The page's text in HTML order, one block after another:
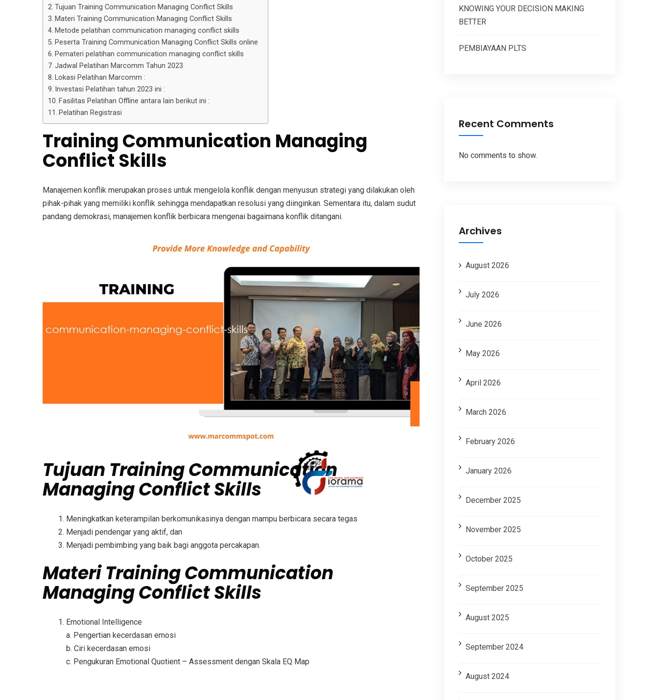
Tujuan Training Communication Managing Conflict Skills
Materi Training Communication Managing Conflict Skills
Metode pelatihan communication managing conflict skills
Peserta Training Communication Managing Conflict Skills online
Pemateri pelatihan communication managing conflict skills
Jadwal Pelatihan Marcomm Tahun 2023
Lokasi Pelatihan Marcomm :
Investasi Pelatihan tahun 2023 ini :
Fasilitas Pelatihan Offline antara lain berikut ini :
Pelatihan Registrasi
Training Communication Managing
Conflict Skills
Manajemen konflik merupakan proses untuk mengelola konflik dengan menyusun strategi yang dilakukan oleh
pihak-pihak yang memiliki konflik sehingga mendapatkan resolusi yang diinginkan. Sementara itu, dalam sudut
pandang demokrasi, manajemen konflik berbicara mengenai bagaimana konflik ditangani.
Tujuan Training Communication
Managing Conflict Skills
Meningkatkan keterampilan berkomunikasinya dengan mampu berbicara secara tegas
Menjadi pendengar yang aktif, dan
Menjadi pembimbing yang baik bagi anggota percakapan.
MateriTraining Communication
Managing Conflict Skills
Emotional Intelligence
a. Pengertian kecerdasan emosi
b. Ciri kecerdasan emosi
c. Pengukuran Emotional Quotient – Assessment dengan Skala EQ Map
KNOWING YOUR DECISION MAKING
BETTER
PEMBIAYAAN PLTS
Recent Comments
No comments to show.
Archives
August 2026
July 2026
June 2026
May 2026
April 2026
March 2026
February 2026
January 2026
December 2025
November 2025
October 2025
September 2025
August 2025
September 2024
August 2024